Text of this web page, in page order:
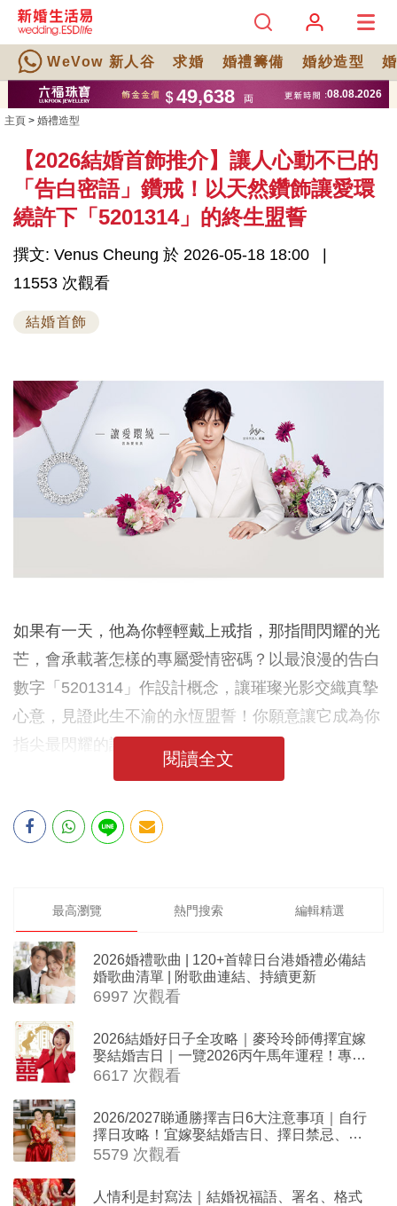
WeVow 新人谷 求婚 婚禮籌備 婚紗造型
主頁 > 婚禮造型
【2026結婚首飾推介】讓人心動不已的
「告白密語」鑽戒！以天然鑽飾讓愛環
繞許下「5201314」的終生盟誓
撰文: Venus Cheung 於 2026-05-18 18:00
11553 次觀看
結婚首飾
如果有一天，他為你輕輕戴上戒指，那指間閃耀的光
芒，會承載著怎樣的專屬愛情密碼？以最浪漫的告白
數字「5201314」作設計概念，讓璀璨光影交織真摯
心意，見證此生不渝的永恆盟誓！你願意讓它成為你
指尖最閃耀的諾言嗎？
閱讀全文
最高瀏覽 熱門搜索 編輯精選
2026婚禮歌曲 | 120+首韓日台港婚禮必備結
婚歌曲清單 | 附歌曲連結、持續更新
6997 次觀看
2026結婚好日子全攻略｜麥玲玲師傅擇宜嫁
娶結婚吉日｜一覽2026丙午馬年運程！專業
擇日結婚+避開沖煞生肖指南
6617 次觀看
2026/2027睇通勝擇吉日6大注意事項｜自行
擇日攻略！宜嫁娶結婚吉日、擇日禁忌、相
沖生肖一覽
5579 次觀看
人情利是封寫法｜結婚祝福語、署名、格式